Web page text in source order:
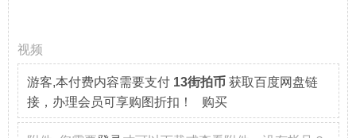
视频
游客,本付费内容需要支付 13街拍币 获取百度网盘链
接，办理会员可享购图折扣！ 购买